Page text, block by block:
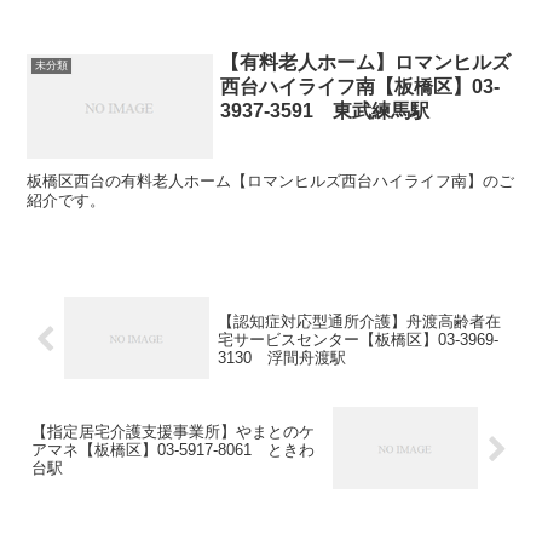
未分類
【有料老人ホーム】ロマンヒルズ
西台ハイライフ南【板橋区】03-
3937-3591 東武練馬駅
板橋区西台の有料老人ホーム【ロマンヒルズ西台ハイライフ南】のご
紹介です。
【認知症対応型通所介護】舟渡高齢者在
宅サービスセンター【板橋区】03-3969-
3130 浮間舟渡駅
【指定居宅介護支援事業所】やまとのケ
アマネ【板橋区】03-5917-8061 ときわ
台駅